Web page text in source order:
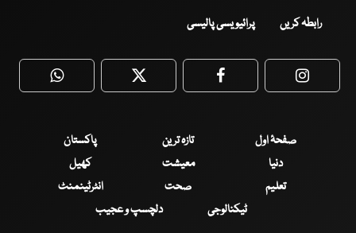
رابطہ کریں پرائیویسی پالیسی
WhatsApp Twitter Facebook
صفحۂ اول تازہ ترین
پاکستان
دنیا
معیشت
کھیل
تعلیم
صحت
انٹرٹینمنٹ
ٹیکنالوجی
دلچسپ و عجیب